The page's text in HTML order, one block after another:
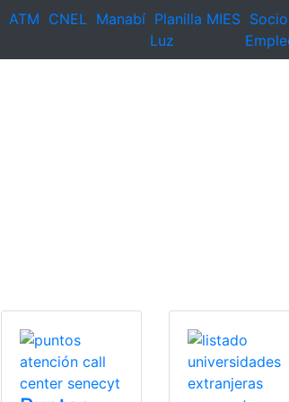
ATM CNEL Manabí Planilla
Luz
MIES Socio